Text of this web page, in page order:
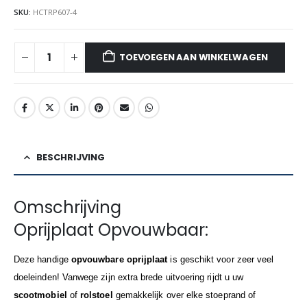
SKU: HCTRP607-4
TOEVOEGEN AAN WINKELWAGEN
BESCHRIJVING
Omschrijving
Oprijplaat Opvouwbaar:
Deze handige opvouwbare oprijplaatis geschikt voor zeer veel
doeleinden! Vanwege zijn extra brede uitvoering rijdt u uw
scootmobiel ofrolstoel gemakkelijk over elke stoeprand of